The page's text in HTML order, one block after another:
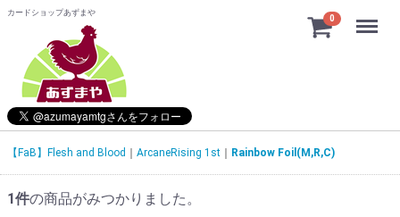
カードショップあずまや
0 Menu
【FaB】Flesh and Blood ArcaneRising 1st Rainbow Foil(M,R,C)
1件の商品がみつかりました。